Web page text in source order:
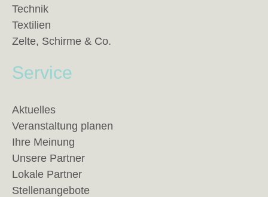
Technik
Textilien
Zelte, Schirme & Co.
Service
Aktuelles
Veranstaltung planen
Ihre Meinung
Unsere Partner
Lokale Partner
Stellenangebote